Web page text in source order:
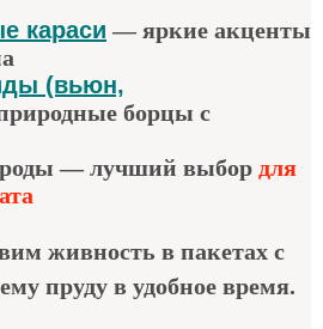
караси — яркие акценты
(вьюн,
борцы с
— лучший выбор для
живность в пакетах с
пруду в удобное время.